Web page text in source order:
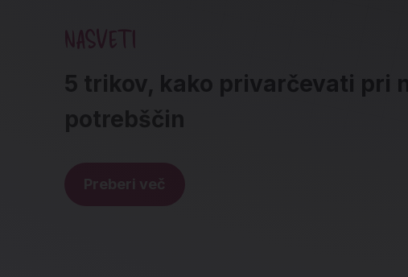
NASVETI
5 trikov, kako privarčevati pri
potrebščin
Preberi več